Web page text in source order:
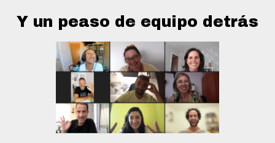
Y un peaso de equipo detrás